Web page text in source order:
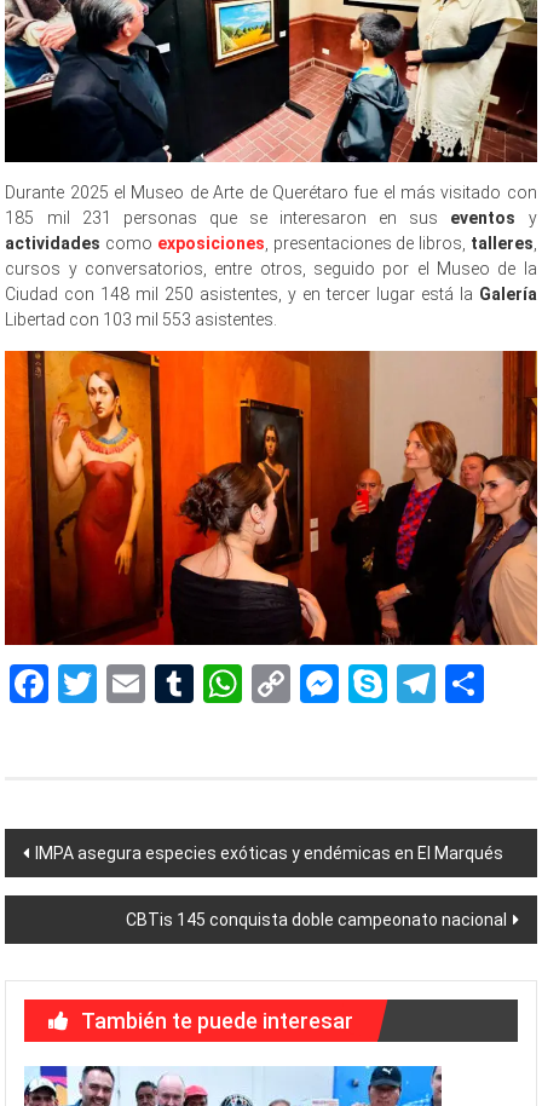
Durante 2025 el Museo de Arte de Querétaro fue el más visitado con
185 mil 231 personas que se interesaron en sus eventos y
actividades como exposiciones , presentaciones de libros, talleres
cursos y conversatorios, entre otros, seguido por el Museo de la
Ciudad con 148 mil 250 asistentes, y en tercer lugar está la Galería
Libertad con 103 mil 553 asistentes.
Facebook
Twitter
EmailTumblr
WhatsApp
CopyMessenger
Skype
Navegación
de
entradas
IMPA asegura especies exóticas y endémicas en El Marqués
CBTis 145 conquista doble campeonato nacional
También te puede interesar